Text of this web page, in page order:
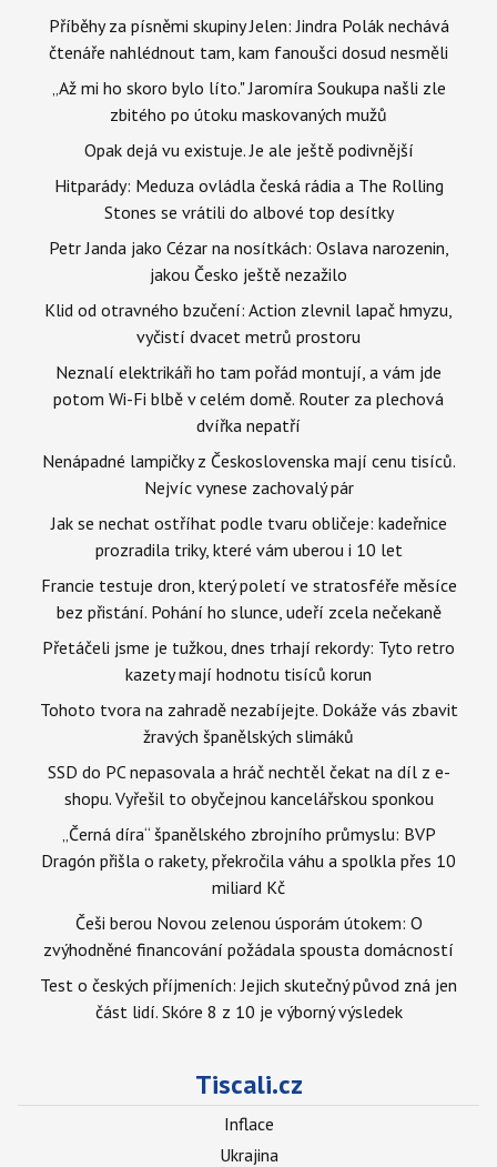
Příběhy za písněmi skupiny Jelen: Jindra Polák nechává
čtenáře nahlédnout tam, kam fanoušci dosud nesměli
„Až mi ho skoro bylo líto." Jaromíra Soukupa našli zle
zbitého po útoku maskovaných mužů
Opak dejá vu existuje. Je ale ještě podivnější
Hitparády: Meduza ovládla česká rádia a The Rolling
Stones se vrátili do albové top desítky
Petr Janda jako Cézar na nosítkách: Oslava narozenin,
jakou Česko ještě nezažilo
Klid od otravného bzučení: Action zlevnil lapač hmyzu,
vyčistí dvacet metrů prostoru
Neznalí elektrikáři ho tam pořád montují, a vám jde
potom Wi-Fi blbě v celém domě. Router za plechová
dvířka nepatří
Nenápadné lampičky z Československa mají cenu tisíců.
Nejvíc vynese zachovalý pár
Jak se nechat ostříhat podle tvaru obličeje: kadeřnice
prozradila triky, které vám uberou i 10 let
Francie testuje dron, který poletí ve stratosféře měsíce
bez přistání. Pohání ho slunce, udeří zcela nečekaně
Přetáčeli jsme je tužkou, dnes trhají rekordy: Tyto retro
kazety mají hodnotu tisíců korun
Tohoto tvora na zahradě nezabíjejte. Dokáže vás zbavit
žravých španělských slimáků
SSD do PC nepasovala a hráč nechtěl čekat na díl z e-
shopu. Vyřešil to obyčejnou kancelářskou sponkou
„Černá díra“ španělského zbrojního průmyslu: BVP
Dragón přišla o rakety, překročila váhu a spolkla přes 10
miliard Kč
Češi berou Novou zelenou úsporám útokem: O
zvýhodněné financování požádala spousta domácností
Test o českých příjmeních: Jejich skutečný původ zná jen
část lidí. Skóre 8 z 10 je výborný výsledek
Tiscali.cz
Inflace
Ukrajina